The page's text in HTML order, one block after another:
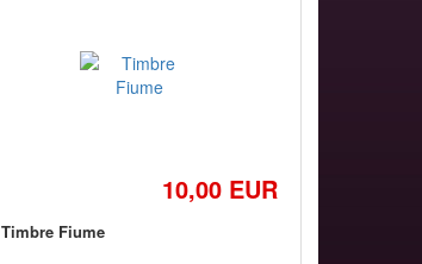
10,00 EUR
Timbre Fiume